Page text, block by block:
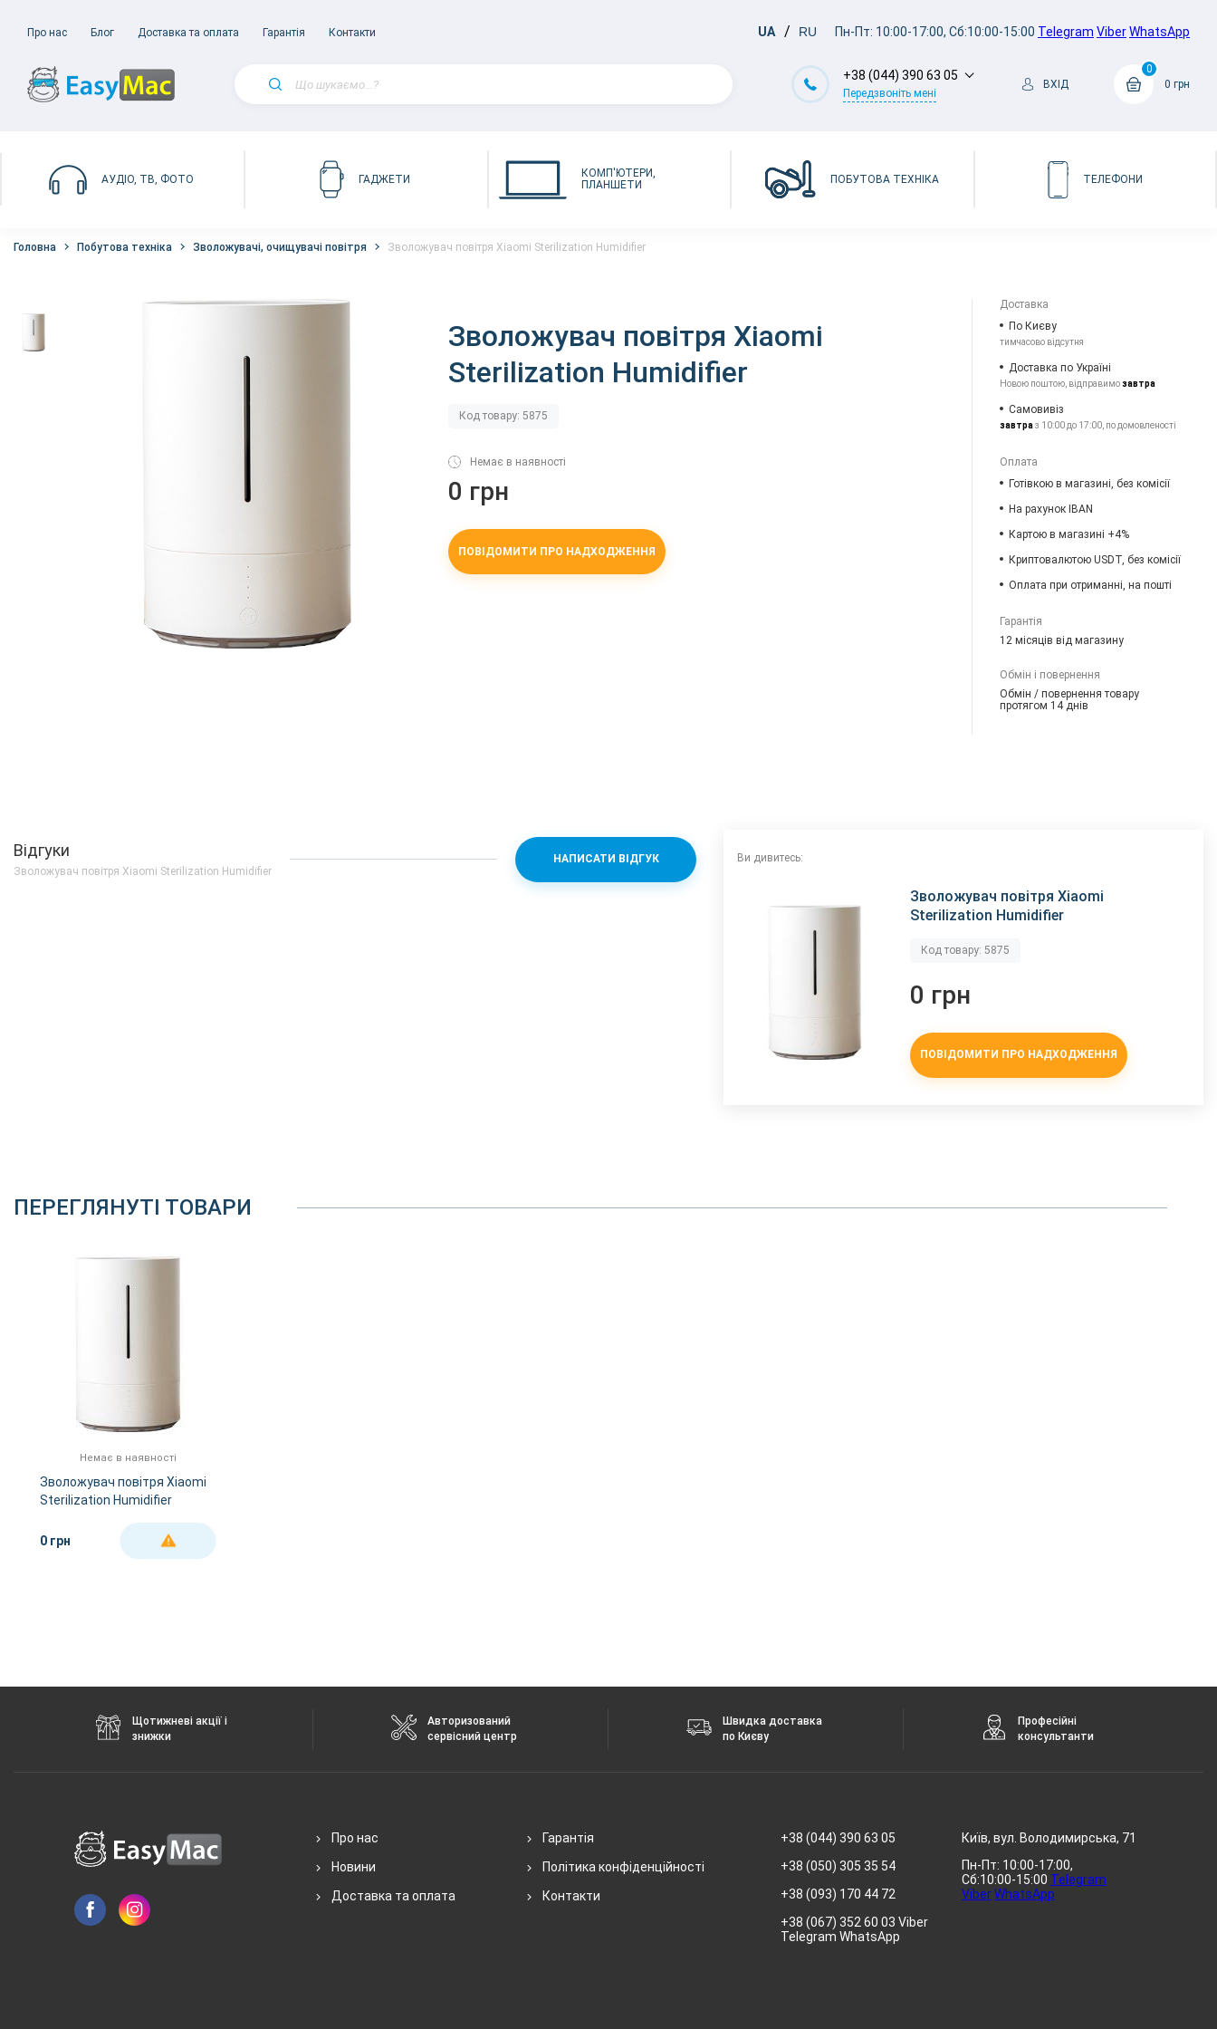
Про нас Блог Доставка та оплата Гарантія Контакти UA RU Пн-Пт: 10:00-17:00, Сб:10:00-15:00 Telegram ViberWhatsApp
+38 (044) 390 63 05
Передзвоніть мені
ВХІД
0
0 грн
АУДІО, ТВ, ФОТО ГАДЖЕТИ
КОМП'ЮТЕРИ,
ПЛАНШЕТИ
ПОБУТОВА ТЕХНІКА ТЕЛЕФОНИ
Головна Побутова техніка Зволожувачі, очищувачі повітря Зволожувач повітря Xiaomi Sterilization Humidifier
Зволожувач повітря Xiaomi
Sterilization Humidifier
Код товару: 5875
Немає в наявності
0 грн
ПОВІДОМИТИ ПРО НАДХОДЖЕННЯ
Доставка
По Києву
тимчасово відсутня
Доставка по Україні
Новою поштою, відправимозавтра
Самовивіз
завтраз 10:00 до 17:00, по домовленості
Оплата
Готівкою в магазині, без комісії
На рахунок IBAN
Картою в магазині +4%
Криптовалютою USDT, без комісії
Оплата при отриманні, на пошті
Гарантія
12 місяців від магазину
Обмін і повернення
Обмін / повернення товару
протягом 14 днів
Відгуки
Зволожувач повітря Xiaomi Sterilization Humidifier
НАПИСАТИ ВІДГУК Ви дивитесь:
Зволожувач повітря Xiaomi
Sterilization Humidifier
Код товару: 5875
0 грн
ПОВІДОМИТИ ПРО НАДХОДЖЕННЯ
ПЕРЕГЛЯНУТІ ТОВАРИ
Немає в наявності
Зволожувач повітря Xiaomi
Sterilization Humidifier
0 грн ДЕТАЛЬНІШЕ
Щотижневі акції і
знижки
Авторизований
сервісний центр
Швидка доставка
по Києву
Професійні
консультанти
Про нас
Новини
Доставка та оплата
Гарантія
Політика конфіденційності
Контакти
+38 (044) 390 63 05
+38 (050) 305 35 54
+38 (093) 170 44 72
+38 (067) 352 60 03 Viber
Telegram WhatsApp
Київ, вул. Володимирська, 71
Пн-Пт: 10:00-17:00,
Сб:10:00-15:00 Telegram
ViberWhatsApp